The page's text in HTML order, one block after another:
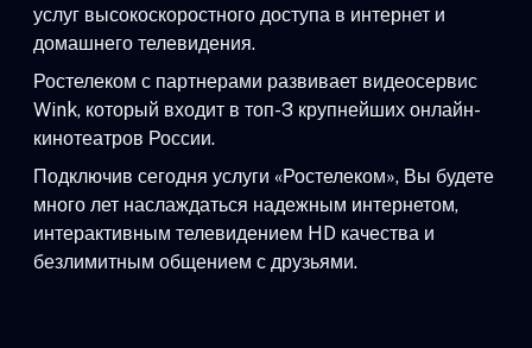
услуг высокоскоростного доступа в интернет и
домашнего телевидения.
Ростелеком с партнерами развивает видеосервис
Wink, который входит в топ-3 крупнейших онлайн-
кинотеатров России.
Подключив сегодня услуги «Ростелеком», Вы будете
много лет наслаждаться надежным интернетом,
интерактивным телевидением HD качества и
безлимитным общением с друзьями.